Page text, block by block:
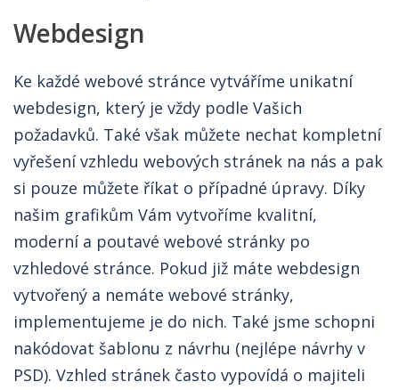
Webdesign
Ke každé webové stránce vytváříme unikatní
webdesign, který je vždy podle Vašich
požadavků. Také však můžete nechat kompletní
vyřešení vzhledu webových stránek na nás a pak
si pouze můžete říkat o případné úpravy. Díky
našim grafikům Vám vytvoříme kvalitní,
moderní a poutavé webové stránky po
vzhledové stránce. Pokud již máte webdesign
vytvořený a nemáte webové stránky,
implementujeme je do nich. Také jsme schopni
nakódovat šablonu z návrhu (nejlépe návrhy v
PSD). Vzhled stránek často vypovídá o majiteli